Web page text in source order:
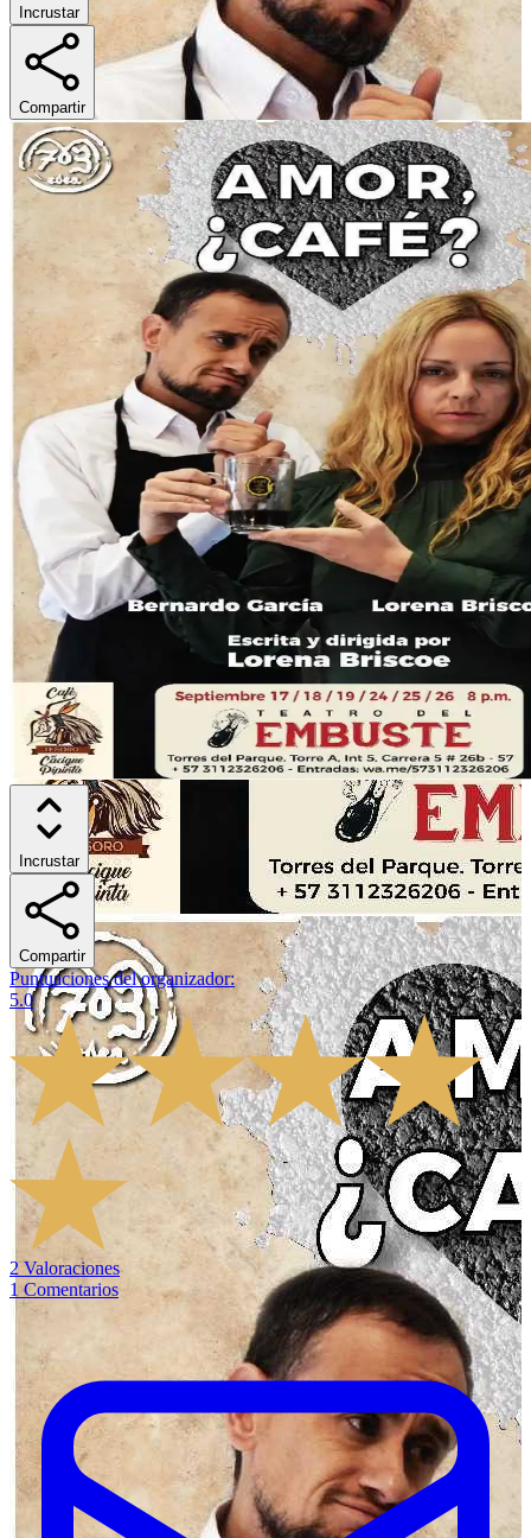
Incrustar
Compartir
Incrustar
Compartir
Puntuaciones del organizador:
5.0
2 Valoraciones
1 Comentarios